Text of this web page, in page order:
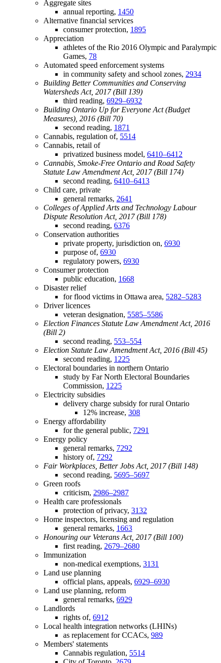
Aggregate sites
annual reporting, 1450
Alternative financial services
consumer protection, 1895
Appreciation
athletes of the Rio 2016 Olympic and Paralympic
Games, 78
Automated speed enforcement systems
in community safety and school zones, 2934
Building Better Communities and Conserving
Watersheds Act, 2017 (Bill 139)
third reading, 6929–6932
Building Ontario Up for Everyone Act (Budget
Measures), 2016 (Bill 70)
second reading, 1871
Cannabis, regulation of, 5514
Cannabis, retail of
privatized business model, 6410–6412
Cannabis, Smoke-Free Ontario and Road Safety
Statute Law Amendment Act, 2017 (Bill 174)
second reading, 6410–6413
Child care, private
general remarks, 2641
Colleges of Applied Arts and Technology Labour
Dispute Resolution Act, 2017 (Bill 178)
second reading, 6376
Conservation authorities
private property, jurisdiction on, 6930
purpose of, 6930
regulatory powers, 6930
Consumer protection
public education, 1668
Disaster relief
for flood victims in Ottawa area, 5282–5283
Driver licences
veteran designation, 5585–5586
Election Finances Statute Law Amendment Act, 2016
(Bill 2)
second reading, 553–554
Election Statute Law Amendment Act, 2016 (Bill 45)
second reading, 1225
Electoral boundaries in northern Ontario
study by Far North Electoral Boundaries
Commission, 1225
Electricity subsidies
delivery charge subsidy for rural Ontario
12% increase, 308
Energy affordability
for the general public, 7291
Energy policy
general remarks, 7292
history of, 7292
Fair Workplaces, Better Jobs Act, 2017 (Bill 148)
second reading, 5695–5697
Green roofs
criticism, 2986–2987
Health care professionals
protection of privacy, 3132
Home inspectors, licensing and regulation
general remarks, 1663
Honouring our Veterans Act, 2017 (Bill 100)
first reading, 2679–2680
Immunization
non-medical exemptions, 3131
Land use planning
official plans, appeals, 6929–6930
Land use planning, reform
general remarks, 6929
Landlords
rights of, 6912
Local health integration networks (LHINs)
as replacement for CCACs, 989
Members' statements
Cannabis regulation, 5514